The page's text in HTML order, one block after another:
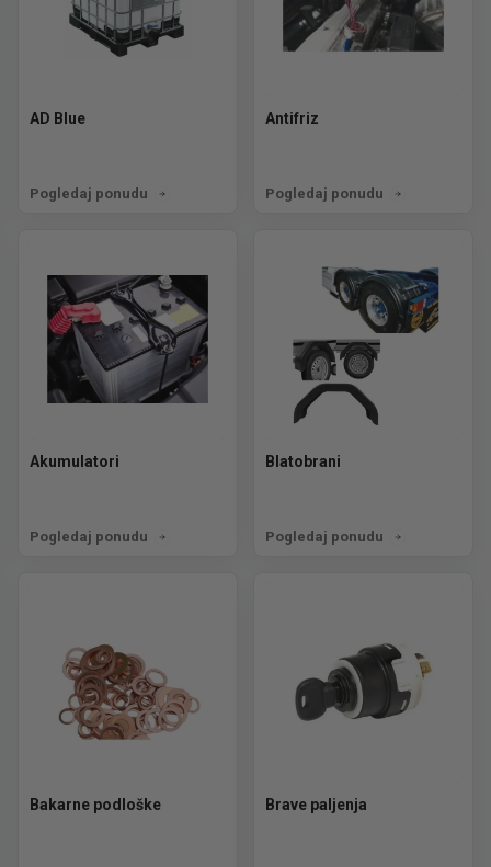
AD Blue
Pogledaj ponudu
Antifriz
Pogledaj ponudu
Akumulatori
Pogledaj ponudu
Blatobrani
Pogledaj ponudu
Bakarne podloške Brave paljenja